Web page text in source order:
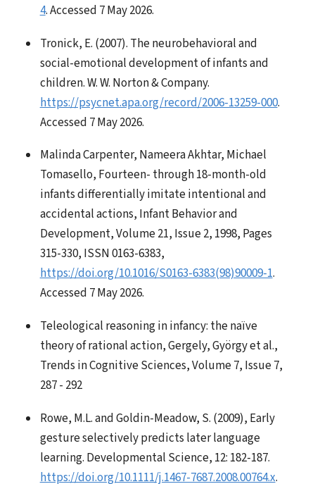
4. Accessed 7 May 2026.
Tronick, E. (2007). The neurobehavioral and
social-emotional development of infants and
children. W. W. Norton & Company.
https://psycnet.apa.org/record/2006-13259-000.
Accessed 7 May 2026.
Malinda Carpenter, Nameera Akhtar, Michael
Tomasello, Fourteen- through 18-month-old
infants differentially imitate intentional and
accidental actions, Infant Behavior and
Development, Volume 21, Issue 2, 1998, Pages
315-330, ISSN 0163-6383,
https://doi.org/10.1016/S0163-6383(98)90009-1.
Accessed 7 May 2026.
Teleological reasoning in infancy: the naı̈ve
theory of rational action, Gergely, György et al.,
Trends in Cognitive Sciences, Volume 7, Issue 7,
287 - 292
Rowe, M.L. and Goldin-Meadow, S. (2009), Early
gesture selectively predicts later language
learning. Developmental Science, 12: 182-187.
https://doi.org/10.1111/j.1467-7687.2008.00764.x.